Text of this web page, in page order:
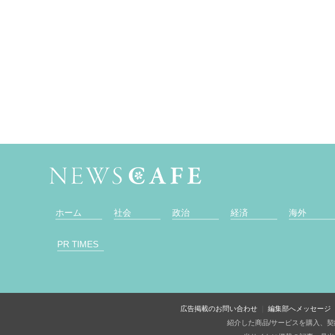
ホーム 社会 政治 経済 海外
PR TIMES
広告掲載のお問い合わせ 編集部へメッセージ
紹介した商品/サービスを購入、